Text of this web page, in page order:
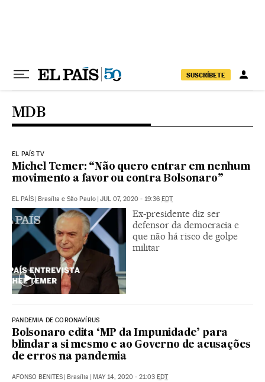
SUSCRÍBETE
MDB
EL PAÍS TV
Michel Temer: “Não quero entrar em nenhum
movimento a favor ou contra Bolsonaro”
EL PAÍS | Brasília e São Paulo | JUL 07, 2020 - 19:36 EDT
Ex-presidente diz ser
defensor da democracia e
que não há risco de golpe
militar
PANDEMIA DE CORONAVÍRUS
Bolsonaro edita ‘MP da Impunidade’ para
blindar a si mesmo e ao Governo de acusações
de erros na pandemia
AFONSO BENITES | Brasília | MAY 14, 2020 - 21:03 EDT